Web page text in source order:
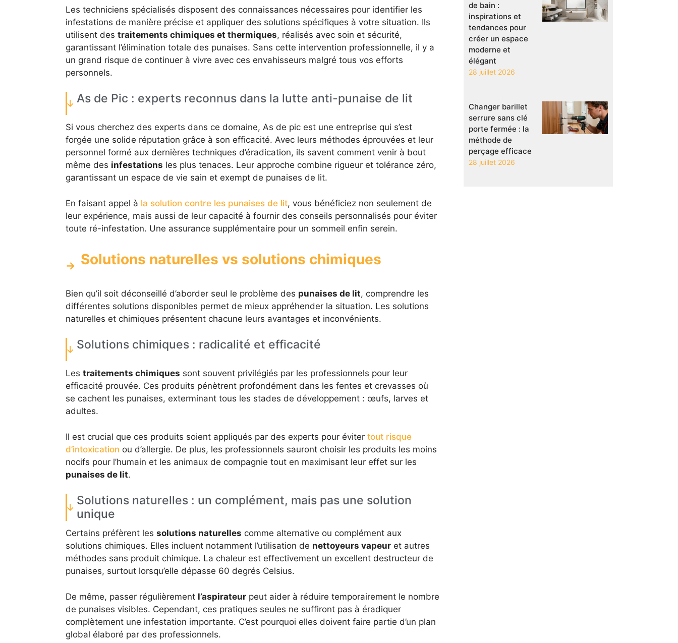
Les techniciens spécialisés disposent des connaissances nécessaires pour identifier les
infestations de manière précise et appliquer des solutions spécifiques à votre situation. Ils
utilisent des traitements chimiques et thermiques, réalisés avec soin et sécurité,
garantissant l’élimination totale des punaises. Sans cette intervention professionnelle, il y a
un grand risque de continuer à vivre avec ces envahisseurs malgré tous vos efforts
personnels.
As de Pic : experts reconnus dans la lutte anti-punaise de lit
Si vous cherchez des experts dans ce domaine, As de pic est une entreprise qui s’est
forgée une solide réputation grâce à son efficacité. Avec leurs méthodes éprouvées et leur
personnel formé aux dernières techniques d’éradication, ils savent comment venir à bout
même des infestations les plus tenaces. Leur approche combine rigueur et tolérance zéro,
garantissant un espace de vie sain et exempt de punaises de lit.
En faisant appel à la solution contre les punaises de lit, vous bénéficiez non seulement de
leur expérience, mais aussi de leur capacité à fournir des conseils personnalisés pour éviter
toute ré-infestation. Une assurance supplémentaire pour un sommeil enfin serein.
Solutions naturelles vs solutions chimiques
Bien qu’il soit déconseillé d’aborder seul le problème des punaises de lit, comprendre les
différentes solutions disponibles permet de mieux appréhender la situation. Les solutions
naturelles et chimiques présentent chacune leurs avantages et inconvénients.
Solutions chimiques : radicalité et efficacité
Les traitements chimiques sont souvent privilégiés par les professionnels pour leur
efficacité prouvée. Ces produits pénètrent profondément dans les fentes et crevasses où
se cachent les punaises, exterminant tous les stades de développement : œufs, larves et
adultes.
Il est crucial que ces produits soient appliqués par des experts pour éviter tout risque
d’intoxication ou d’allergie. De plus, les professionnels sauront choisir les produits les moins
nocifs pour l’humain et les animaux de compagnie tout en maximisant leur effet sur les
punaises de lit.
Solutions naturelles : un complément, mais pas une solution
unique
Certains préfèrent les solutions naturelles comme alternative ou complément aux
solutions chimiques. Elles incluent notamment l’utilisation de nettoyeurs vapeuret autres
méthodes sans produit chimique. La chaleur est effectivement un excellent destructeur de
punaises, surtout lorsqu’elle dépasse 60 degrés Celsius.
De même, passer régulièrement l’aspirateurpeut aider à réduire temporairement le nombre
de punaises visibles. Cependant, ces pratiques seules ne suffiront pas à éradiquer
complètement une infestation importante. C’est pourquoi elles doivent faire partie d’un plan
global élaboré par des professionnels.
de bain :
inspirations et
tendances pour
créer un espace
moderne et
élégant
28 juillet 2026
Changer barillet
serrure sans clé
porte fermée : la
méthode de
perçage efficace
28 juillet 2026